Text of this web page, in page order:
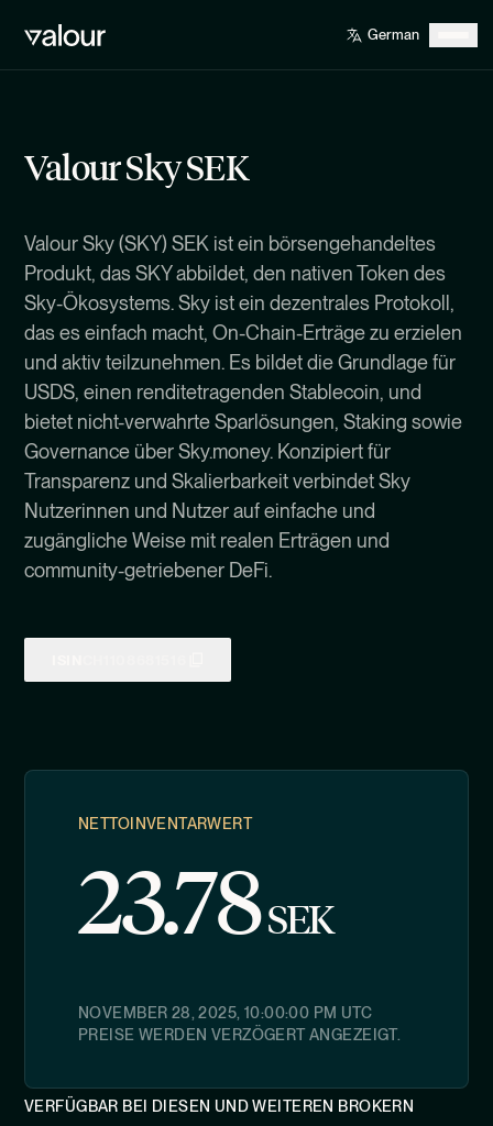
Valour Sky SEK
Valour Sky (SKY) SEK ist ein börsengehandeltes
Produkt, das SKY abbildet, den nativen Token des
Sky-Ökosystems. Sky ist ein dezentrales Protokoll,
das es einfach macht, On-Chain-Erträge zu erzielen
und aktiv teilzunehmen. Es bildet die Grundlage für
USDS, einen renditetragenden Stablecoin, und
bietet nicht-verwahrte Sparlösungen, Staking sowie
Governance über Sky.money. Konzipiert für
Transparenz und Skalierbarkeit verbindet Sky
Nutzerinnen und Nutzer auf einfache und
zugängliche Weise mit realen Erträgen und
community-getriebener DeFi.
NETTOINVENTARWERT
23.78SEK
NOVEMBER 28, 2025, 10:00:00 PM UTC
PREISE WERDEN VERZÖGERT ANGEZEIGT.
VERFÜGBAR BEI DIESEN UND WEITEREN BROKERN